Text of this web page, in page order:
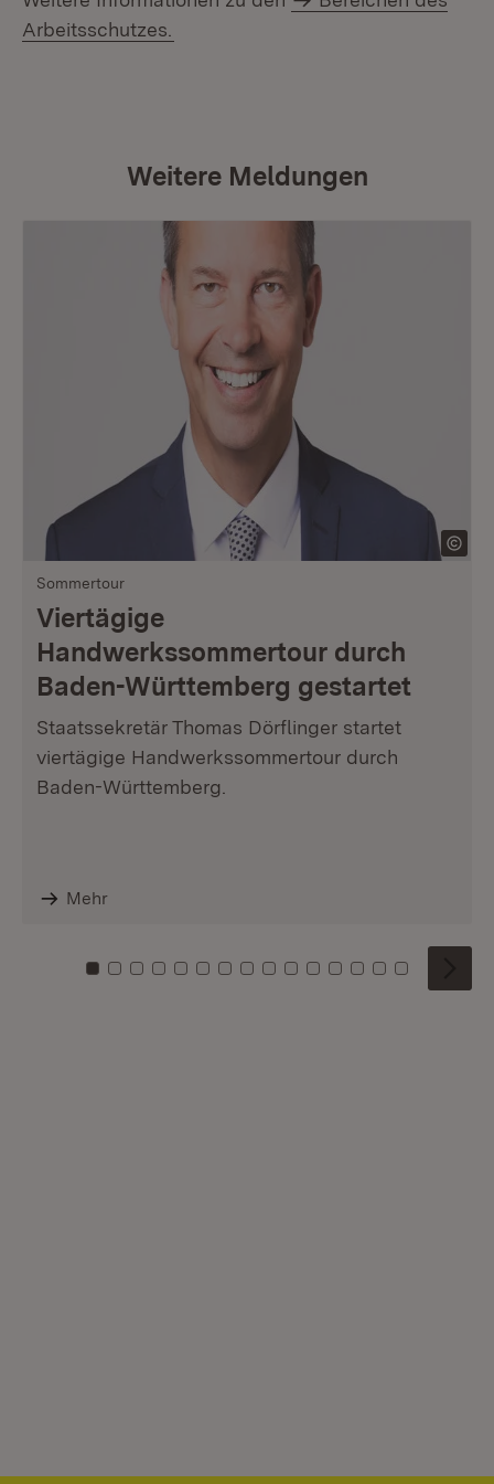
Arbeitsschutzes.
Weitere Meldungen
Sommertour
Viertägige
Handwerkssommertour durch
Baden-Württemberg gestartet
Staatssekretär Thomas Dörflinger startet
viertägige Handwerkssommertour durch
Baden-Württemberg.
Mehr
Zu Kachel: 0
Zu Kachel: 1
Zu Kachel: 2
Zu Kachel: 3
Zu Kachel: 4
Zu Kachel: 5
Zu Kachel: 6
Zu Kachel: 7
Zu Kachel: 8
Zu Kachel: 9
Zu Kachel: 10
Zu Kachel: 11
Zu Kachel: 12
Zu Kachel:
Zu